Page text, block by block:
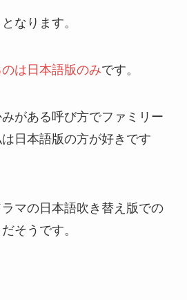
となります。
は日本語版のみです。
がある呼び方でファミリー
日本語版の方が好きです
マの日本語吹き替え版での
そうです。